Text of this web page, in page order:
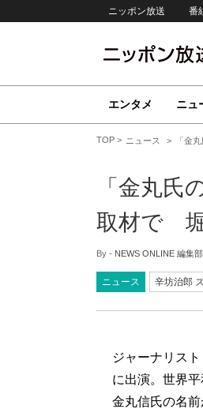
ニッポン放送 番
エンタメ ニュ
TOP ニュース 「金
「金丸
取材で
By - NEWS ONLINE 編集部
ニュース 辛坊治郎
ジャーナリス
に出演。世界
金丸信氏の名